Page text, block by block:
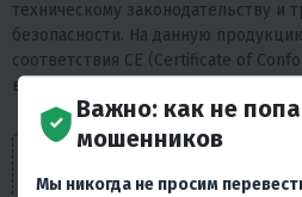
техническому законодательству и
безопасности. На данную
соответствия СЕ (Certificate of
внутренний рынок Европейского
характеристики могут
Важно: как не
мошенников
Мы никогда не просим